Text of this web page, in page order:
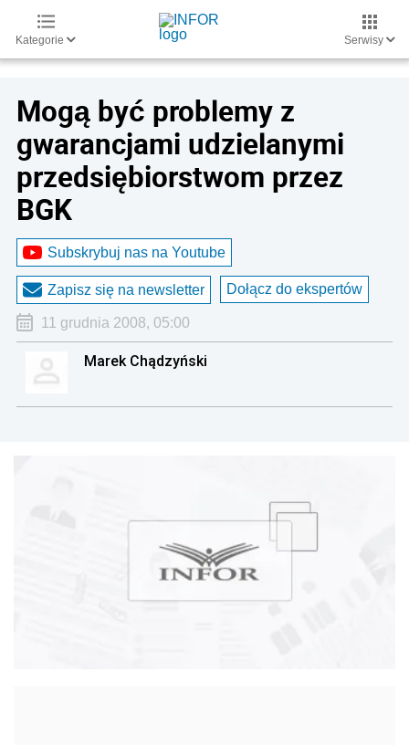
Kategorie Serwisy
Mogą być problemy z
gwarancjami udzielanymi
przedsiębiorstwom przez
BGK
Subskrybuj nas na Youtube
Zapisz się na newsletter Dołącz do ekspertów
11 grudnia 2008, 05:00
Marek Chądzyński